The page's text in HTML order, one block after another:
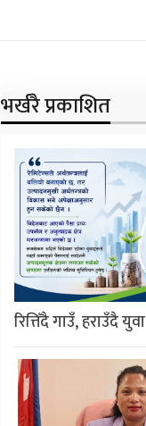
भर्खरै प्रकाशित
रित्तिँदै गाउँ, हराउँदै युवा